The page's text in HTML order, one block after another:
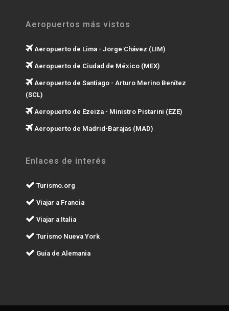
Aeropuertos más vistos
Aeropuerto de Lima - Jorge Chávez (LIM)
Aeropuerto de Ciudad de México (MEX)
Aeropuerto de Santiago - Arturo Merino Benítez
(SCL)
Aeropuerto de Ezeiza - Ministro Pistarini (EZE)
Aeropuerto de Madrid-Barajas (MAD)
Enlaces de interés
Turismo.org
Viajar a Francia
Viajar a Italia
Turismo Nueva York
Guía de Alemania